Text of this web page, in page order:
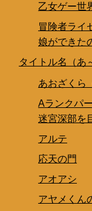
乙女ゲー世
冒険者ライ
娘ができた
タイトル名（あ
あおざくら
Aランクパ
迷宮深部を
アルテ
応天の門
アオアシ
アヤメくん